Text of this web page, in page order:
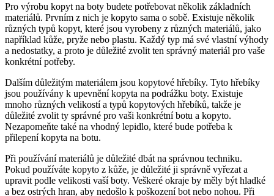
Pro výrobu kopyt na boty budete potřebovat několik základních
‍materiálů. Prvním z nich je kopyto sama​ o sobě. Existuje několik
různých ⁤typů ​kopyt, ‌které jsou ​vyrobeny z různých ​materiálů, ⁤jako
například kůže, ‍pryže nebo plastu. Každý typ má‍ své ⁢vlastní výhody
a nedostatky,‍ a proto je důležité zvolit ten správný materiál pro vaše
konkrétní ⁤potřeby.
Dalším‍ důležitým materiálem jsou kopytové hřebíky. Tyto hřebíky
‍jsou používány k ⁣upevnění kopyta na podrážku boty. Existuje
mnoho ⁢různých velikostí a typů ⁣kopytových hřebíků, takže je
důležité zvolit ‌ty správné pro ​vaši konkrétní botu a kopyto.
‍Nezapomeňte také⁤ na vhodný lepidlo, které bude potřeba k
přilepení​ kopyta na botu. ‌
Při používání materiálů je důležité dbát‍ na ‍správnou techniku.
Pokud používáte‌ kopyto z kůže, je důležité ‍ji správně ⁤vyřezat a
upravit podle ‍velikosti vaší ⁣boty. ⁤Veškeré okraje ⁣by‍ měly ​být hladké
⁤a bez ostrých hran, ⁣aby⁤ nedošlo k⁣ poškození bot nebo nohou.​ Při